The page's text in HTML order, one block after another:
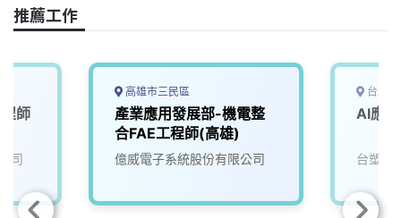
o
k
n
k
推薦工作
師
司
高雄市三民區
產業應用發展部-機電整
合FAE工程師(高雄)
億威電子系統股份有限公司
台北
AI應
台塑企